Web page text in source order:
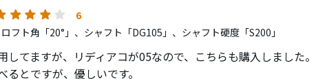
6
ロフト角「20°」、シャフト「DG105」、シャフト硬度「S200」
してますが、リディアコが05なので、こちらも購入しました。
るとですが、優しいです。